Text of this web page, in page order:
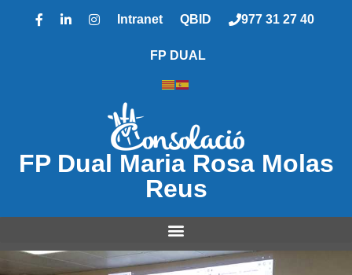
Intranet QBID 977 31 27 40
FP DUAL
FP Dual Maria Rosa Molas
Reus